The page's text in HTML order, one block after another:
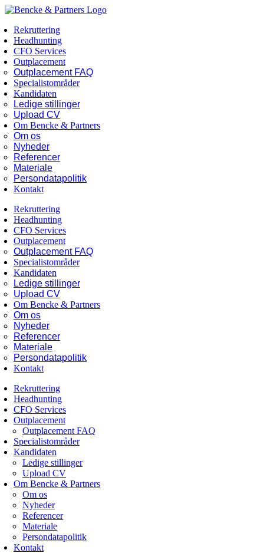
Skip
content
Facebook
LinkedIn
Rekruttering
Headhunting
CFO Services
Outplacement
Outplacement FAQ
Specialistområder
Kandidaten
Ledige stillinger
Upload CV
Om Bencke & Partners
Om os
Nyheder
Referencer
Materiale
Persondatapolitik
Kontakt
Rekruttering
Headhunting
CFO Services
Outplacement
Outplacement FAQ
Specialistområder
Kandidaten
Ledige stillinger
Upload CV
Om Bencke & Partners
Om os
Nyheder
Referencer
Materiale
Persondatapolitik
Kontakt
Rekruttering
Headhunting
CFO Services
Outplacement
Outplacement FAQ
Specialistområder
Kandidaten
Ledige stillinger
Upload CV
Om Bencke & Partners
Om os
Nyheder
Referencer
Materiale
Persondatapolitik
Kontakt